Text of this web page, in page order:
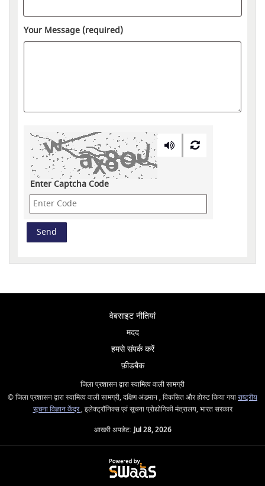
Your Message (required)
Enter Captcha Code
वेबसाइट नीतियां
मदद
हमसे संपर्क करें
फ़ीडबैक
जिला प्रशासन द्वारा स्वामित्व वाली सामग्री
© जिला प्रशासन द्वारा स्वामित्व वाली सामग्री, दक्षिण अंडमान , विकसित और होस्ट किया गयाराष्ट्रीय
सूचना विज्ञान केंद्र, इलेक्ट्रॉनिक्स एवं सूचना प्रोद्योगिकी मंत्रालय, भारत सरकार
आखरी अपडेट:Jul 28, 2026